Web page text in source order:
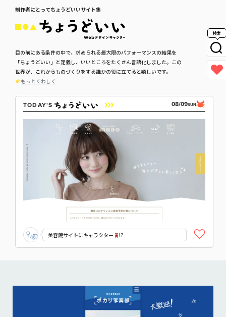
制作者にとってちょうどいいサイト集
目の前にある条件の中で、求められる最大限のパフォーマンスの結果を
「ちょうどいい」と定義し、いいところをたくさん言語化しました。この
世界が、これからものづくりをする誰かの役に立てると嬉しいです。
もっとくわしく
TODAY'S 08/09SUN
美容院サイトにキャラクター !?
検索